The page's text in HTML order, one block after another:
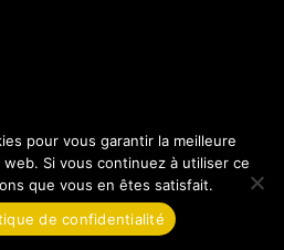
pour vous garantir la meilleure
Si vous continuez à utiliser ce
que vous en êtes satisfait.
de confidentialité